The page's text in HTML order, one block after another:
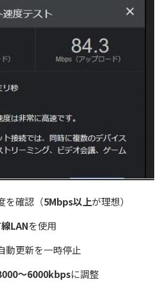
を確認（5Mbps以上が理想）
LANを使用
動更新を一時停止
〜6000kbpsに調整